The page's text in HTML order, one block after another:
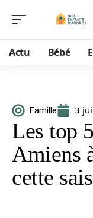
Actu Bébé
Famille 3
Les top
Amiens
cette